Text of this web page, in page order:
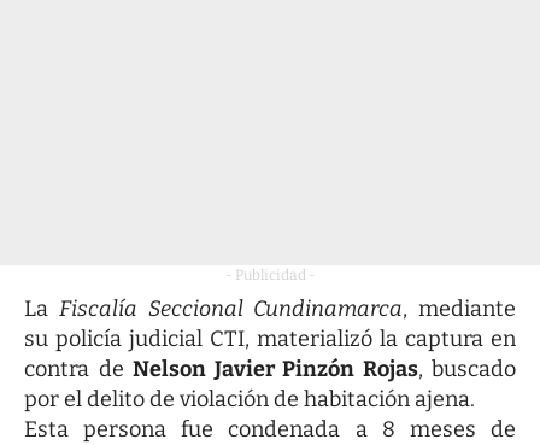
- Publicidad -
LaFiscalía Seccional Cundinamarca, mediante
su policía judicial CTI, materializó la captura en
contra de Nelson Javier Pinzón Rojas, buscado
por el delito de violación de habitación ajena.
Esta persona fue condenada a 8 meses de